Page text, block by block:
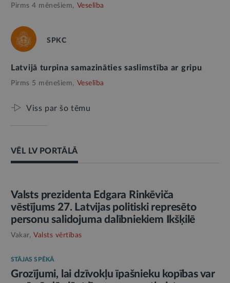
Pirms 4 mēnešiem, Veselība
SPKC
Latvijā turpina samazināties saslimstība ar gripu
Pirms 5 mēnešiem, Veselība
Viss par šo tēmu
VĒL LV PORTĀLĀ
AMATPERSONAS RUNA
Valsts prezidenta Edgara Rinkēviča
vēstījums 27. Latvijas politiski represēto
personu salidojuma dalībniekiem Ikšķilē
Vakar, Valsts vērtības
STĀJAS SPĒKĀ
Grozījumi, lai dzīvokļu īpašnieku kopības var